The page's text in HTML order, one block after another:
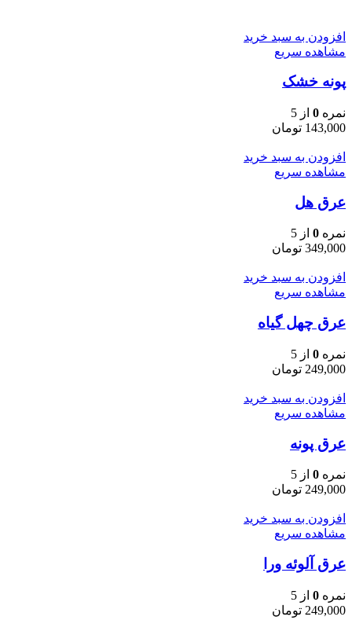
افزودن به سبد خرید
مشاهده سریع
پونه خشک
نمره 0 از 5
143,000 تومان
افزودن به سبد خرید
مشاهده سریع
عرق هل
نمره 0 از 5
349,000 تومان
افزودن به سبد خرید
مشاهده سریع
عرق چهل گیاه
نمره 0 از 5
249,000 تومان
افزودن به سبد خرید
مشاهده سریع
عرق پونه
نمره 0 از 5
249,000 تومان
افزودن به سبد خرید
مشاهده سریع
عرق آلوئه ورا
نمره 0 از 5
249,000 تومان